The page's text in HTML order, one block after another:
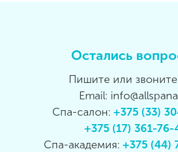
Остались
Пишите или
Email:
Спа-салон:+375 (33)
+375 (17) 361-76-
Спа-академия: +375 (44)